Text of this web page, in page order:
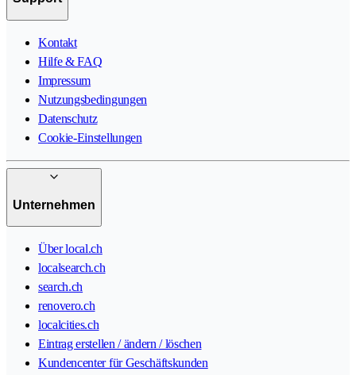
Kontakt
Hilfe & FAQ
Impressum
Nutzungsbedingungen
Datenschutz
Cookie-Einstellungen
Unternehmen
Über local.ch
localsearch.ch
search.ch
renovero.ch
localcities.ch
Eintrag erstellen / ändern / löschen
Kundencenter für Geschäftskunden